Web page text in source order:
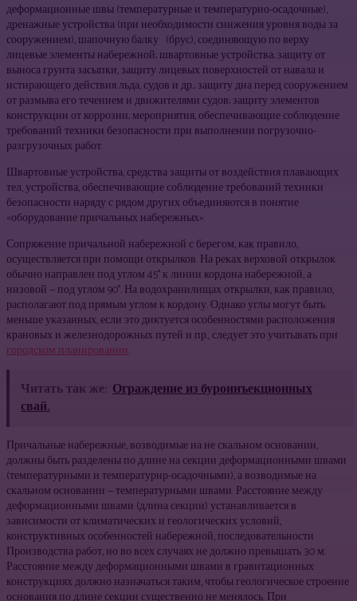
деформационные швы (температурные и температурно-осадочные),
дренажные устройства (при необходимости снижения уровня воды за
сооружением), шапочную балку (брус), соединяющую по верху
лицевые элементы набережной; швартовные устройства; защиту от
выноса грунта засыпки, защиту лицевых поверхностей от навала и
истирающего действия льда, судов и др.; защиту дна перед сооружением
от размыва его течением и движителями судов; защиту элементов
конструкции от коррозии; мероприятия, обеспечивающие соблюдение
требований техники безопасности при выполнении погрузочно-
разгрузочных работ.
Швартовные устройства, средства защиты от воздействия плавающих
тел, устройства, обеспечивающие соблюдение требований техники
безопасности наряду с рядом других объединяются в понятие
«оборудование причальных набережных».
Сопряжение причальной набережной с берегом, как правило,
осуществляется при помощи открылков. На реках верховой открылок
обычно направлен под углом 45° к линии кордона набережной, а
низовой — под углом 90°. На водохранилищах открылки, как правило,
располагают под прямым углом к кордону. Однако углы могут быть
меньше указанных, если это диктуется особенностями расположения
крановых и железнодорожных путей и пр., следует это учитывать при
городском планировании
Читать так же: Ограждение из буроинъекционных
свай.
Причальные набережные, возводимые на не скальном основании,
должны быть разделены по длине на секции деформационными швами
(температурными и температурнр-осадочными), а возводимые на
скальном основании — температурными швами. Расстояние между
деформационными швами (длина секции) устанавливается в
зависимости от климатических и геологических условий,
конструктивных особенностей набережной, последовательности
Производства работ, но во всех случаях не должно превышать 30 м.
Расстояние между деформационными швами в гравитационных
конструкциях должно назначаться таким, чтобы геологическое строение